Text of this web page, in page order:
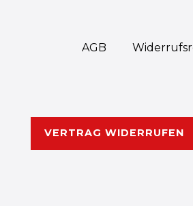
AGB
VERTRAG WIDERRUFEN